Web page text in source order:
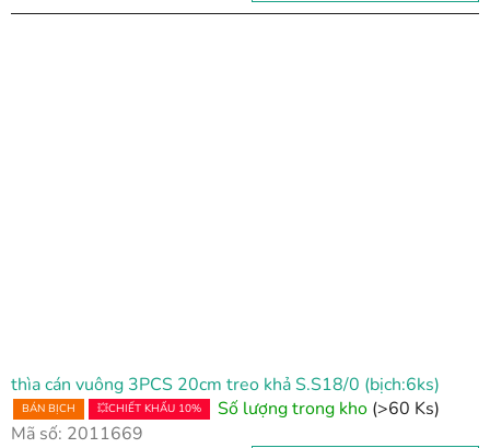
thìa cán vuông 3PCS 20cm treo khả S.S18/0 (bịch:6ks)
BÁN BỊCH 💥CHIẾT KHẤU 10% Số lượng trong kho (>60 Ks)
Mã số: 2011669